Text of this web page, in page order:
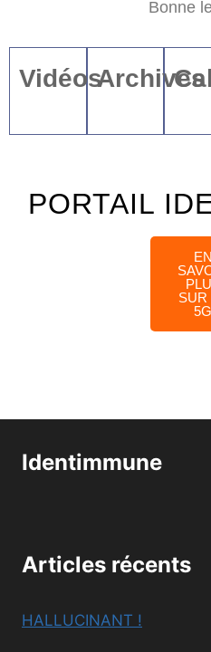
Bonne
VidéosArchives
PORTAIL
EN
SUR
5G
Identimmune
Articles récents
HALLUCINANT !